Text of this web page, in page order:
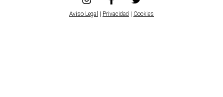
Aviso Legal Privacidad Cookies